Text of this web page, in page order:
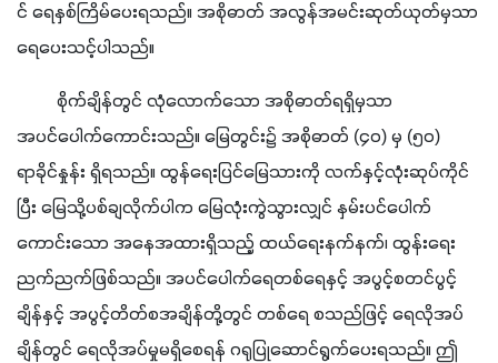
င် ရေနှစ်ကြိမ်ပေးရသည်။ အစိုဓာတ် အလွန်အမင်းဆုတ်ယုတ်မှသာ
ရေပေးသင့်ပါသည်။
စိုက်ချိန်တွင် လုံလောက်သော အစိုဓာတ်ရရှိမှသာ
အပင်ပေါက်ကောင်းသည်။ မြေတွင်း၌ အစိုဓာတ် (၄၀) မှ (၅၀)
ရာခိုင်နှုန်း ရှိရသည်။ ထွန်ရေးပြင်မြေသားကို လက်နှင့်လုံးဆုပ်ကိုင်
ပြီး မြေသို့ပစ်ချလိုက်ပါက မြေလုံးကွဲသွားလျှင် နှမ်းပင်ပေါက်
ကောင်းသော အနေအထားရှိသည့် ထယ်ရေးနက်နက်၊ ထွန်းရေး
ညက်ညက်ဖြစ်သည်။ အပင်ပေါက်ရေတစ်ရေနှင့် အပွင့်စတင်ပွင့်
ချိန်နှင့် အပွင့်တိတ်စအချိန်တို့တွင် တစ်ရေ စသည်ဖြင့် ရေလိုအပ်
ချိန်တွင် ရေလိုအပ်မှုမရှိစေရန် ဂရုပြုဆောင်ရွက်ပေးရသည်။ ဤ